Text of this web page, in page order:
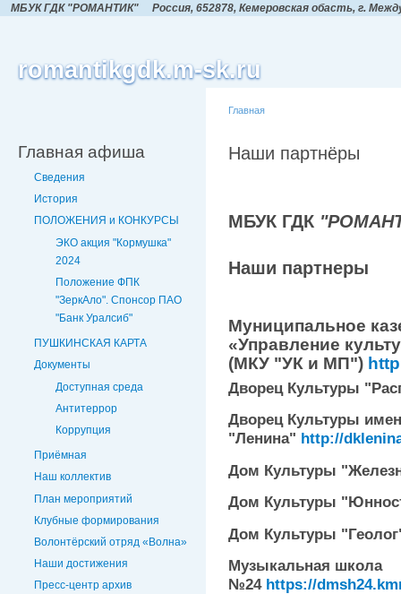
МБУК ГДК "РОМАНТИК" Россия, 652878, Кемеровская обасть, г.
romantikgdk.m-sk.ru
Главная афиша
Сведения
История
ПОЛОЖЕНИЯ и КОНКУРСЫ
ЭКО акция "Кормушка"
2024
Положение ФПК
"ЗеркАло". Спонсор ПАО
"Банк Уралсиб"
ПУШКИНСКАЯ КАРТА
Документы
Доступная среда
Антитеррор
Коррупция
Приёмная
Наш коллектив
План мероприятий
Клубные формирования
Волонтёрский отряд «Волна»
Наши достижения
Пресс-центр архив
Главная
Наши партнёры
МБУК ГДК
Наши партнеры
Муниципальное
«Управление
(МКУ "УК и МП")
Дворец Культуры
Дворец Культуры
"Ленина" http://
Дом Культуры
Дом Культуры
Дом Культуры
Музыкальная школа
№24 https://